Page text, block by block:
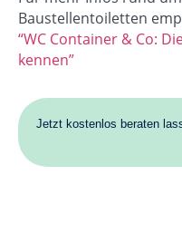
Baustellentoiletten
“WC Container & Co:
kennen”
Jetzt kostenlos beraten